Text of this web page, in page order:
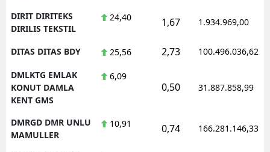
DIRIT DIRITEKS
DIRILIS TEKSTIL
24,40 1,67 1.934.969,00
DITAS DITAS BDY 25,56 2,73 100.496.036,62
DMLKTG EMLAK
KONUT DAMLA
KENT GMS
6,09
0,50 31.887.858,99
DMRGD DMR UNLU
MAMULLER
10,91 0,74 166.281.146,33